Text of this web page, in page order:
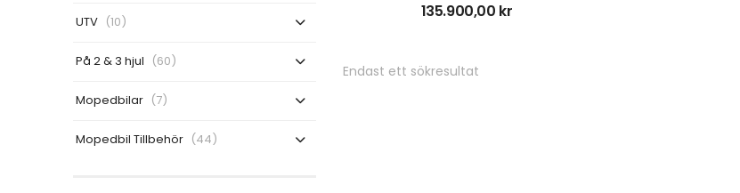
UTV (10)
På 2 & 3 hjul (60)
Mopedbilar (7)
Mopedbil Tillbehör (44)
135.900,00 kr
Endast ett sökresultat